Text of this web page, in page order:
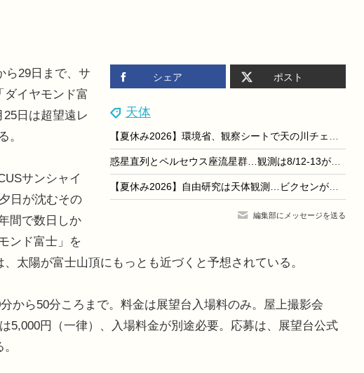
シェア ポスト
天体
【夏休み2026】環境省、観察シートで天の川チェック「夏の星空観察」
惑星直列とペルセウス座流星群…観測は8/12-13が好条件
【夏休み2026】自由研究は天体観測…ビクセンが無料シート＆ガイド提供
編集部にメッセージを送る
ら29日まで、サ
ダイヤモンド富
日は超望遠レ
。
サンシャイ
日が沈むその
間で数日しか
ンド富士」を
太陽が富士山頂にもっとも近づくと予想されている。
から50分ころまで。料金は展望台入場料のみ。屋上撮影会
5,000円（一律）、入場料金が別途必要。応募は、展望台公式